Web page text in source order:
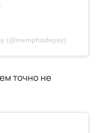
(@memphisdepay)
точно не